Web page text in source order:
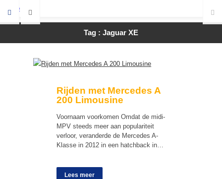
Tag : Jaguar XE
Rijden met Mercedes A
200 Limousine
Voornaam voorkomen Omdat de midi-
MPV steeds meer aan populariteit
verloor, veranderde de Mercedes A-
Klasse in 2012 in een hatchback in…
Lees meer